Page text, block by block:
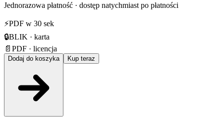
Jednorazowa płatność · dostęp natychmiast po płatności
⚡PDF w 30 sek
🔒BLIK · karta
📄 PDF · licencja
Dodaj do koszyka Kup teraz